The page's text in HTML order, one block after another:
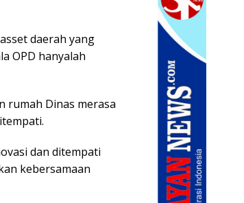
daerah yang
OPD hanyalah
rumah Dinas merasa
dan ditempati
kebersamaan